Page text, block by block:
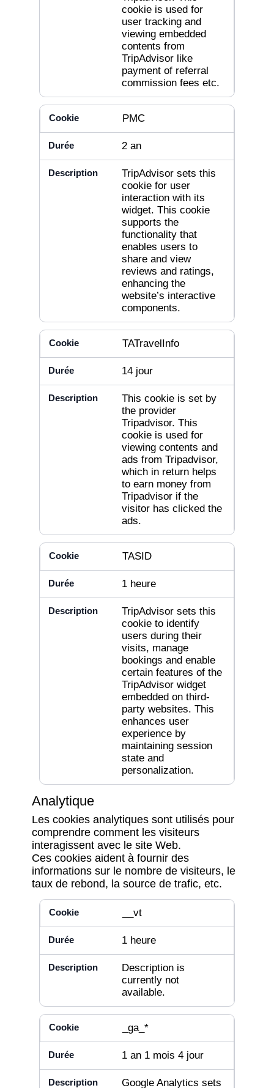
cookie is used for
user tracking and
viewing embedded
contents from
TripAdvisor like
payment of referral
commission fees etc.
PMC
2 an
TripAdvisor sets this
cookie for user
interaction with its
widget. This cookie
supports the
functionality that
enables users to
share and view
reviews and ratings,
enhancing the
website’s interactive
components.
TATravelInfo
14 jour
This cookie is set by
the provider
Tripadvisor. This
cookie is used for
viewing contents and
ads from Tripadvisor,
which in return helps
to earn money from
Tripadvisor if the
visitor has clicked the
ads.
TASID
1 heure
TripAdvisor sets this
cookie to identify
users during their
visits, manage
bookings and enable
certain features of the
TripAdvisor widget
embedded on third-
party websites. This
enhances user
experience by
maintaining session
state and
personalization.
Analytique
Les cookies analytiques sont utilisés pour
comprendre comment les visiteurs
interagissent avec le site Web.
Ces cookies aident à fournir des
informations sur le nombre de visiteurs, le
taux de rebond, la source de trafic, etc.
__vt
1 heure
Description is
currently not
available.
_ga_*
1 an 1 mois 4 jour
Google Analytics sets